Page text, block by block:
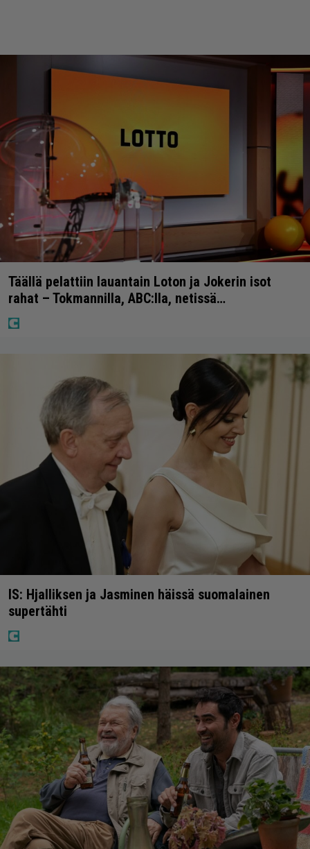
Täällä pelattiin lauantain Loton ja Jokerin isot
rahat – Tokmannilla, ABC:lla, netissä…
IS: Hjalliksen ja Jasminen häissä suomalainen
supertähti